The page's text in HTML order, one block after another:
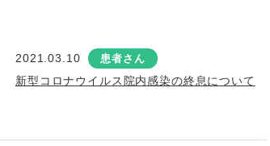
2021.03.10 患者さん
新型コロナウイルス院内感染の終息について